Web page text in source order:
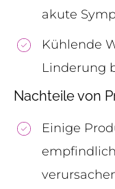
akute
Kühlende
Linderung
Nachteile von
Einige